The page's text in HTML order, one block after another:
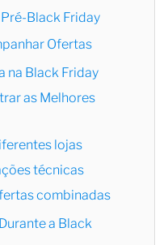
Black Friday
Ofertas
na Black Friday
as Melhores
lojas
técnicas
combinadas
a Black